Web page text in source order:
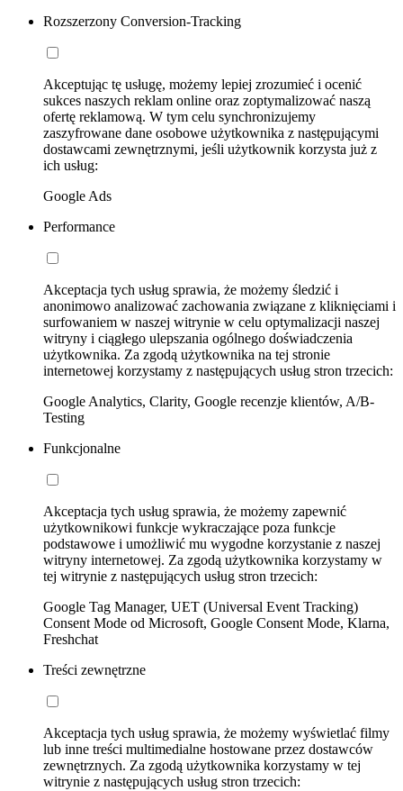
Rozszerzony Conversion-Tracking
Akceptując tę usługę, możemy lepiej zrozumieć i ocenić
sukces naszych reklam online oraz zoptymalizować naszą
ofertę reklamową. W tym celu synchronizujemy
zaszyfrowane dane osobowe użytkownika z następującymi
dostawcami zewnętrznymi, jeśli użytkownik korzysta już z
ich usług:
Google Ads
Performance
Akceptacja tych usług sprawia, że możemy śledzić i
anonimowo analizować zachowania związane z kliknięciami i
surfowaniem w naszej witrynie w celu optymalizacji naszej
witryny i ciągłego ulepszania ogólnego doświadczenia
użytkownika. Za zgodą użytkownika na tej stronie
internetowej korzystamy z następujących usług stron trzecich:
Google Analytics, Clarity, Google recenzje klientów, A/B-
Testing
Funkcjonalne
Akceptacja tych usług sprawia, że możemy zapewnić
użytkownikowi funkcje wykraczające poza funkcje
podstawowe i umożliwić mu wygodne korzystanie z naszej
witryny internetowej. Za zgodą użytkownika korzystamy w
tej witrynie z następujących usług stron trzecich:
Google Tag Manager, UET (Universal Event Tracking)
Consent Mode od Microsoft, Google Consent Mode, Klarna,
Freshchat
Treści zewnętrzne
Akceptacja tych usług sprawia, że możemy wyświetlać filmy
lub inne treści multimedialne hostowane przez dostawców
zewnętrznych. Za zgodą użytkownika korzystamy w tej
witrynie z następujących usług stron trzecich: